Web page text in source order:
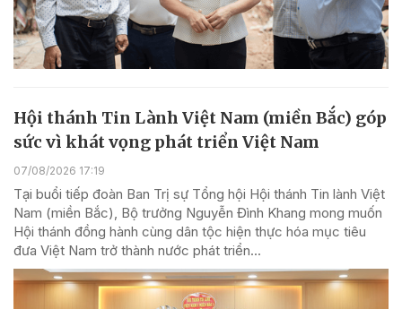
Hội thánh Tin Lành Việt Nam (miền Bắc) góp
sức vì khát vọng phát triển Việt Nam
07/08/2026 17:19
Tại buổi tiếp đoàn Ban Trị sự Tổng hội Hội thánh Tin lành Việt
Nam (miền Bắc), Bộ trưởng Nguyễn Đình Khang mong muốn
Hội thánh đồng hành cùng dân tộc hiện thực hóa mục tiêu
đưa Việt Nam trở thành nước phát triển...